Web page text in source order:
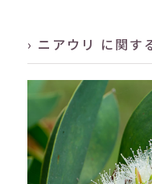
› ニアウリ に関す